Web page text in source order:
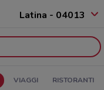
Latina - 04013
VIAGGI RISTORANTI